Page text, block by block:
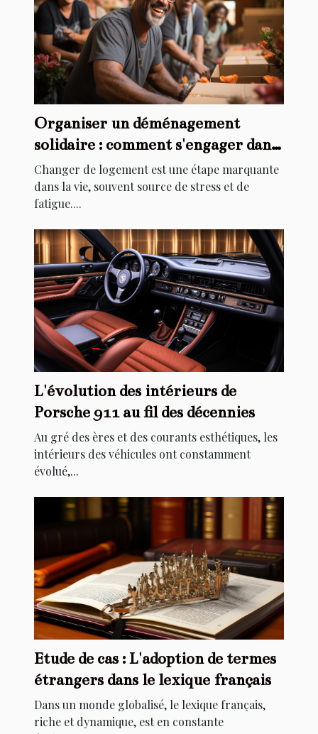
Organiser un déménagement
solidaire : comment s'engager dans
l'aide au relogement
Changer de logement est une étape marquante
dans la vie, souvent source de stress et de
fatigue....
L'évolution des intérieurs de
Porsche 911 au fil des décennies
Au gré des ères et des courants esthétiques, les
intérieurs des véhicules ont constamment
évolué,...
Etude de cas : L'adoption de termes
étrangers dans le lexique français
Dans un monde globalisé, le lexique français,
riche et dynamique, est en constante